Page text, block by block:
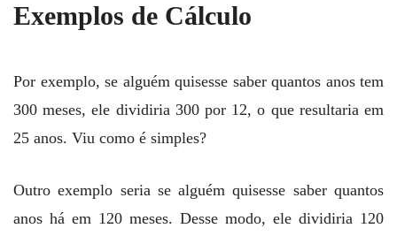
Exemplos de Cálculo
Por exemplo, se alguém quisesse saber quantos anos tem
300 meses, ele dividiria 300 por 12, o que resultaria em
25 anos. Viu como é simples?
Outro exemplo seria se alguém quisesse saber quantos
anos há em 120 meses. Desse modo, ele dividiria 120